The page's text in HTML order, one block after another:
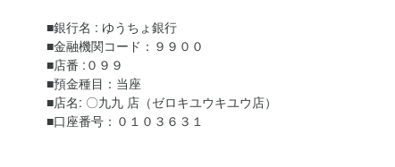
■銀行名 : ゆうちょ銀行
■金融機関コード：９９００
■店番 :０９９
■預金種目：当座
■店名: 〇九九 店（ゼロキユウキユウ店）
■口座番号：０１０３６３１